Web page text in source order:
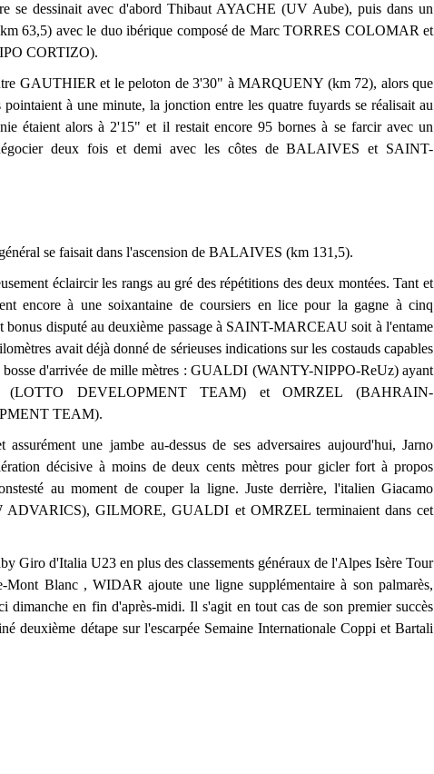
se dessinait avec d'abord Thibaut AYACHE (UV Aube), puis dans un
63,5) avec le duo ibérique composé de Marc TORRES COLOMAR et
CORTIZO).
GAUTHIER et le peloton de 3'30" à MARQUENY (km 72), alors que
pointaient à une minute, la jonction entre les quatre fuyards se réalisait au
étaient alors à 2'15" et il restait encore 95 bornes à se farcir avec un
deux fois et demi avec les côtes de BALAIVES et SAINT-
se faisait dans l'ascension de BALAIVES (km 131,5).
éclaircir les rangs au gré des répétitions des deux montées. Tant et
encore à une soixantaine de coursiers en lice pour la gagne à cinq
bonus disputé au deuxième passage à SAINT-MARCEAU soit à l'entame
avait déjà donné de sérieuses indications sur les costauds capables
bosse d'arrivée de mille mètres : GUALDI (WANTY-NIPPO-ReUz) ayant
(LOTTO DEVELOPMENT TEAM) et OMRZEL (BAHRAIN-
TEAM).
une jambe au-dessus de ses adversaires aujourd'hui, Jarno
décisive à moins de deux cents mètres pour gicler fort à propos
au moment de couper la ligne. Juste derrière, l'italien Giacamo
GILMORE, GUALDI et OMRZEL terminaient dans cet
Giro d'Italia U23 en plus des classements généraux de l'Alpes Isère Tour
Blanc , WIDAR ajoute une ligne supplémentaire à son palmarès,
dimanche en fin d'après-midi. Il s'agit en tout cas de son premier succès
deuxième détape sur l'escarpée Semaine Internationale Coppi et Bartali